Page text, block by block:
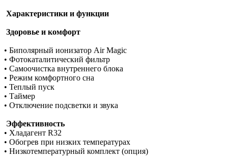
Характеристики и функции
Здоровье и комфорт
• Биполярный ионизатор Air Magic
• Фотокаталитический фильтр
• Самоочистка внутреннего блока
• Режим комфортного сна
• Теплый пуск
• Таймер
• Отключение подсветки и звука
Эффективность
• Хладагент R32
• Обогрев при низких температурах
• Низкотемпературный комплект (опция)